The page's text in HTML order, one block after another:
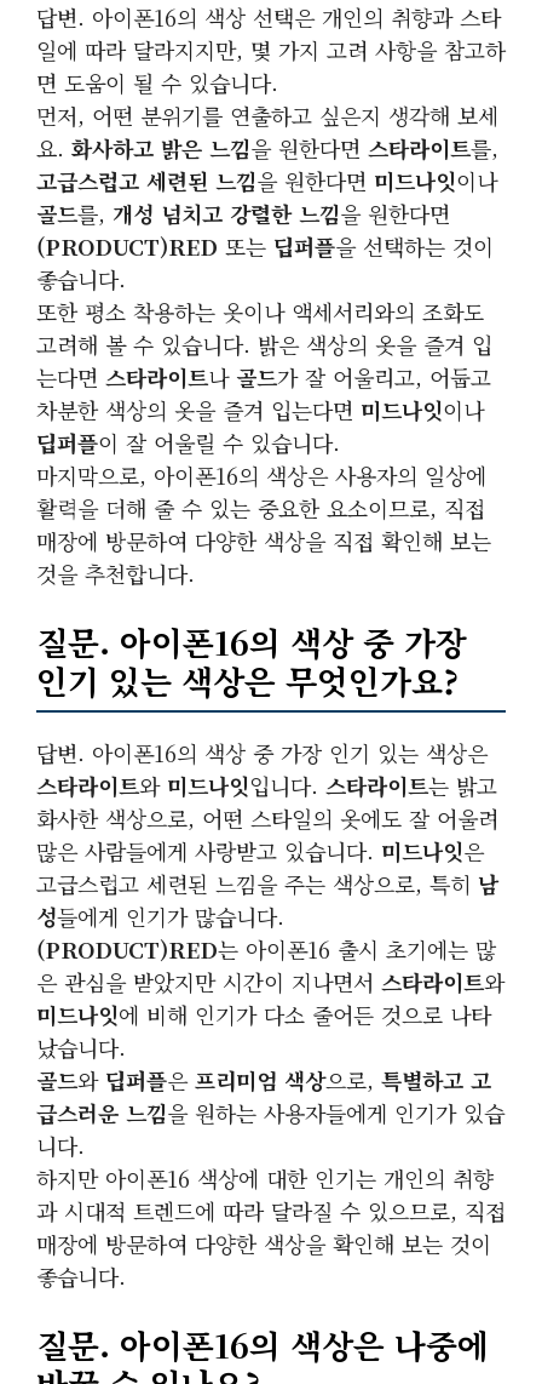
답변. 아이폰16의 색상 선택은 개인의 취향과 스타
일에 따라 달라지지만, 몇 가지 고려 사항을 참고하
면 도움이 될 수 있습니다.
먼저, 어떤 분위기를 연출하고 싶은지 생각해 보세
요. 화사하고 밝은 느낌을 원한다면 스타라이트를,
고급스럽고 세련된 느낌을 원한다면 미드나잇이나
골드를, 개성 넘치고 강렬한 느낌을 원한다면
(PRODUCT)RED 또는 딥퍼플을 선택하는 것이
좋습니다.
또한 평소 착용하는 옷이나 액세서리와의 조화도
고려해 볼 수 있습니다. 밝은 색상의 옷을 즐겨 입
는다면 스타라이트나 골드가 잘 어울리고, 어둡고
차분한 색상의 옷을 즐겨 입는다면 미드나잇이나
딥퍼플이 잘 어울릴 수 있습니다.
마지막으로, 아이폰16의 색상은 사용자의 일상에
활력을 더해 줄 수 있는 중요한 요소이므로, 직접
매장에 방문하여 다양한 색상을 직접 확인해 보는
것을 추천합니다.
질문. 아이폰16의 색상 중 가장
인기 있는 색상은 무엇인가요?
답변. 아이폰16의 색상 중 가장 인기 있는 색상은
스타라이트와 미드나잇입니다. 스타라이트는 밝고
화사한 색상으로, 어떤 스타일의 옷에도 잘 어울려
많은 사람들에게 사랑받고 있습니다. 미드나잇은
고급스럽고 세련된 느낌을 주는 색상으로, 특히 남
성들에게 인기가 많습니다.
(PRODUCT)RED는 아이폰16 출시 초기에는 많
은 관심을 받았지만 시간이 지나면서 스타라이트와
미드나잇에 비해 인기가 다소 줄어든 것으로 나타
났습니다.
골드와 딥퍼플은프리미엄 색상으로, 특별하고 고
급스러운 느낌을 원하는 사용자들에게 인기가 있습
니다.
하지만 아이폰16 색상에 대한 인기는 개인의 취향
과 시대적 트렌드에 따라 달라질 수 있으므로, 직접
매장에 방문하여 다양한 색상을 확인해 보는 것이
좋습니다.
질문. 아이폰16의 색상은 나중에